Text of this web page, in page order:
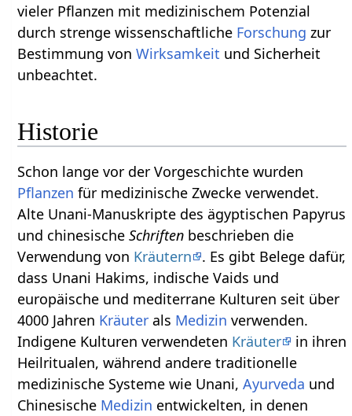
vieler Pflanzen mit medizinischem Potenzial
durch strenge wissenschaftliche Forschung zur
Bestimmung vonWirksamkeit und Sicherheit
unbeachtet.
Historie
Schon lange vor der Vorgeschichte wurden
Pflanzen für medizinische Zwecke verwendet.
Alte Unani-Manuskripte des ägyptischen Papyrus
und chinesischeSchriften beschrieben die
Verwendung von Kräutern
. Es gibt Belege dafür,
dass Unani Hakims, indische Vaids und
europäische und mediterrane Kulturen seit über
4000 Jahren Kräuter als Medizin verwenden.
Indigene Kulturen verwendeten Kräuter
in ihren
Heilritualen, während andere traditionelle
medizinische Systeme wie Unani,Ayurveda und
Chinesische Medizin entwickelten, in denen